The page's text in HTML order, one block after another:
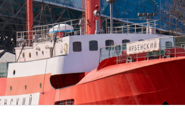
МАСТЕР-КЛАССЫ
Мозаика в
19.07.2026 -
Калининград,